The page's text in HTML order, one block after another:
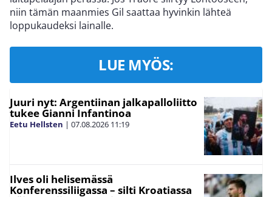
niin tämän maanmies Gil saattaa hyvinkin lähteä
loppukaudeksi lainalle.
LUE MYÖS:
Juuri nyt: Argentiinan jalkapalloliitto
tukee Gianni Infantinoa
Eetu Hellsten | 07.08.2026 11:19
Ilves oli helisemässä
Konferenssiliigassa – silti Kroatiassa